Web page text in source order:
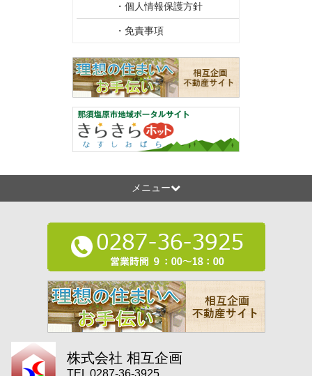
・個人情報保護方針
・免責事項
メニュー
株式会社 相互企画
TEL 0287-36-3925